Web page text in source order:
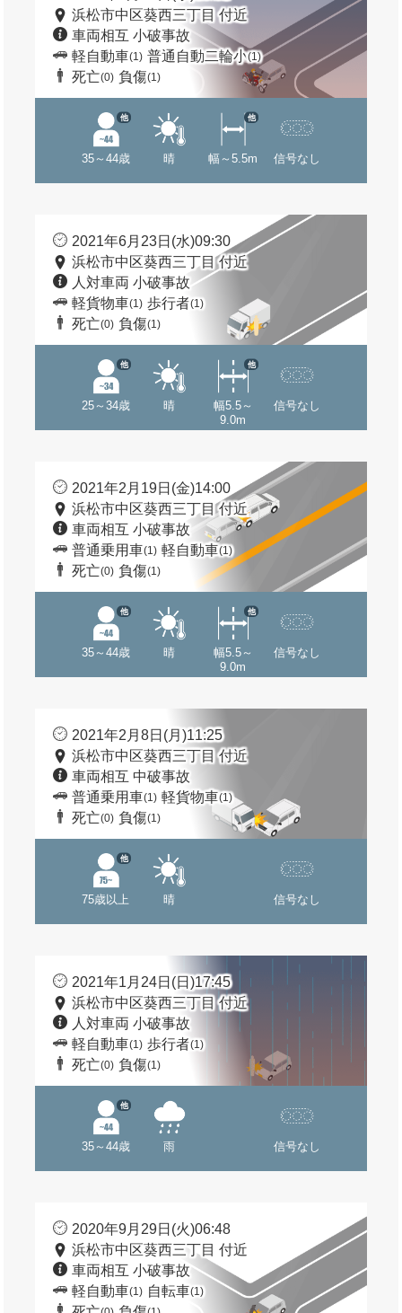
浜松市中区葵西三丁目 付近
車両相互 小破事故
軽自動車(1) 普通自動二輪小(1)
死亡(0) 負傷(1)
35～44歳
他
晴 幅～5.5m
他
信号なし
2021年6月23日(水)09:30
浜松市中区葵西三丁目 付近
人対車両 小破事故
軽貨物車(1) 歩行者(1)
死亡(0) 負傷(1)
25～34歳
他
晴
幅5.5～
9.0m
他
信号なし
2021年2月19日(金)14:00
浜松市中区葵西三丁目 付近
車両相互 小破事故
普通乗用車(1) 軽自動車(1)
死亡(0) 負傷(1)
35～44歳
他
晴
幅5.5～
9.0m
他
信号なし
2021年2月8日(月)11:25
浜松市中区葵西三丁目 付近
車両相互 中破事故
普通乗用車(1) 軽貨物車(1)
死亡(0) 負傷(1)
75歳以上
他
晴 信号なし
2021年1月24日(日)17:45
浜松市中区葵西三丁目 付近
人対車両 小破事故
軽自動車(1) 歩行者(1)
死亡(0) 負傷(1)
35～44歳
他
雨 信号なし
2020年9月29日(火)06:48
浜松市中区葵西三丁目 付近
車両相互 小破事故
軽自動車(1) 自転車(1)